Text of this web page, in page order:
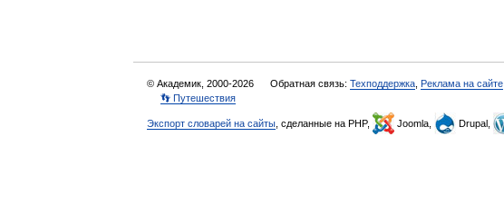
© Академик, 2000-2026 Обратная связь: Техподдержка Реклама на сайте
👣 Путешествия
Экспорт словарей на сайты , сделанные на PHP, Joomla, Drupal,